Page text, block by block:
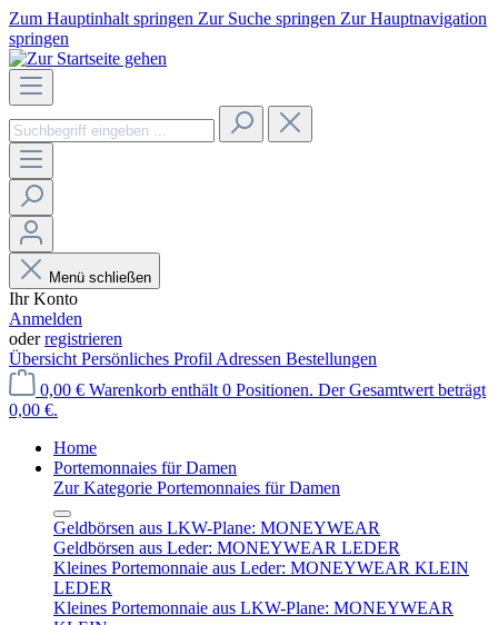
Zum Hauptinhalt springen Zur Suche springen Zur Hauptnavigation
springen
Menü schließen
Ihr Konto
Anmelden
oderregistrieren
Übersicht Persönliches Profil Adressen Bestellungen
0,00 € Warenkorb enthält 0 Positionen. Der Gesamtwert beträgt
0,00 €.
Home
Portemonnaies für Damen
Zur Kategorie Portemonnaies für Damen
Geldbörsen aus LKW-Plane: MONEYWEAR
Geldbörsen aus Leder: MONEYWEAR LEDER
Kleines Portemonnaie aus Leder: MONEYWEAR KLEIN
LEDER
Kleines Portemonnaie aus LKW-Plane: MONEYWEAR